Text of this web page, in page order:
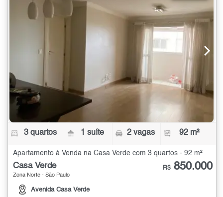
3 quartos 1 suíte 2 vagas 92 m²
Apartamento à Venda na Casa Verde com 3 quartos - 92 m²
Casa Verde
Zona Norte - São Paulo
Avenida Casa Verde
R$ 850.000